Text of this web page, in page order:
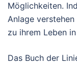
Möglichkeiten.
Anlage
zu ihrem Leben
Das Buch der